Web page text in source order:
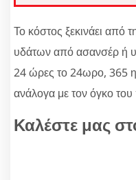
Το κόστος ξεκινάει από
υδάτων από ασανσέρ ή
24 ώρες το 24ωρο, 365
ανάλογα με τον όγκο
Καλέστε μας